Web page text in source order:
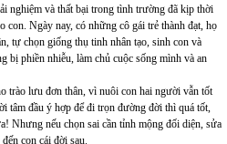
nghiệm và thất bại trong tình trường đã kịp thời
con. Ngày nay, có những cô gái trẻ thành đạt, họ
tự chọn giống thụ tinh nhân tạo, sinh con và
bị phiền nhiễu, làm chủ cuộc sống mình và an
trào lưu đơn thân, vì nuôi con hai người vẫn tốt
tâm đầu ý hợp để đi trọn đường đời thì quá tốt,
Nhưng nếu chọn sai cần tỉnh mộng đối diện, sửa
con cái đời sau.